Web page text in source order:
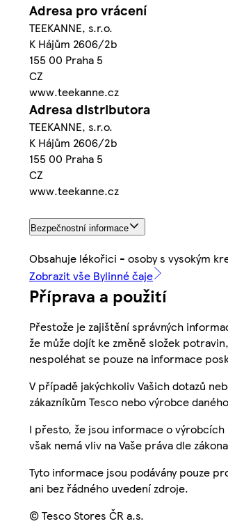
Adresa pro vrácení
TEEKANNE, s.r.o.
K Hájům 2606/2b
155 00 Praha 5
CZ
www.teekanne.cz
Adresa distributora
TEEKANNE, s.r.o.
K Hájům 2606/2b
155 00 Praha 5
CZ
www.teekanne.cz
Bezpečnostní informace
Obsahuje lékořici - osoby s vysokým
Zobrazit vše Bylinné čaje
Příprava a použití
Přestože je zajištění správných
že může dojít ke změně složek
nespoléhat se pouze na informace
V případě jakýchkoliv Vašich dotazů
zákazníkům Tesco nebo výrobce
I přesto, že jsou informace o
však nemá vliv na Vaše práva dle
Tyto informace jsou podávány pouze
ani bez řádného uvedení zdroje.
© Tesco Stores ČR a.s.